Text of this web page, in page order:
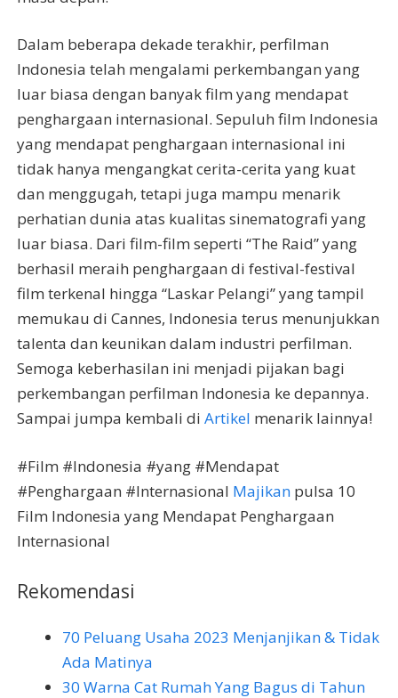
Dalam beberapa dekade terakhir, perfilman
Indonesia telah mengalami perkembangan yang
luar biasa dengan banyak film yang mendapat
penghargaan internasional. Sepuluh film Indonesia
yang mendapat penghargaan internasional ini
tidak hanya mengangkat cerita-cerita yang kuat
dan menggugah, tetapi juga mampu menarik
perhatian dunia atas kualitas sinematografi yang
luar biasa. Dari film-film seperti “The Raid” yang
berhasil meraih penghargaan di festival-festival
film terkenal hingga “Laskar Pelangi” yang tampil
memukau di Cannes, Indonesia terus menunjukkan
talenta dan keunikan dalam industri perfilman.
Semoga keberhasilan ini menjadi pijakan bagi
perkembangan perfilman Indonesia ke depannya.
Sampai jumpa kembali di Artikel menarik lainnya!
#Film #Indonesia #yang #Mendapat
#Penghargaan #Internasional Majikan pulsa 10
Film Indonesia yang Mendapat Penghargaan
Internasional
Rekomendasi
70 Peluang Usaha 2023 Menjanjikan & Tidak
Ada Matinya
30 Warna Cat Rumah Yang Bagus di Tahun